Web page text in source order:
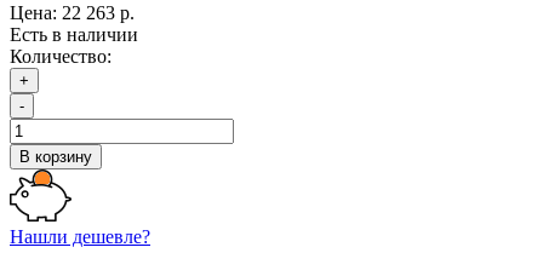
Цена: 22 263 р.
Есть в наличии
Количество:
+
-
В корзину
Нашли дешевле?